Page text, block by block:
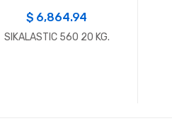
$ 6,864.94
SIKALASTIC 560 20 KG.